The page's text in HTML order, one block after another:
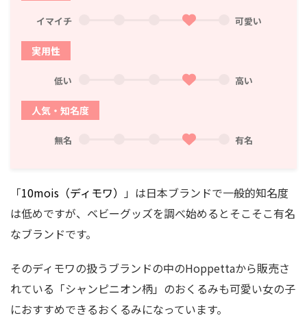
イマイチ 可愛い
実用性
低い 高い
人気・知名度
無名 有名
「10mois（ディモワ）
」は日本ブランドで一般的知名度
は低めですが、ベビーグッズを調べ始めるとそこそこ有名
なブランドです。
そのディモワの扱うブランドの中のHoppettaから販売さ
れている「シャンピニオン柄」のおくるみも可愛い女の子
におすすめできるおくるみになっています。